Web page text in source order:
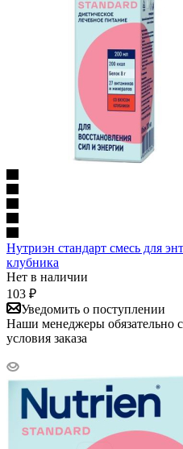
Нутриэн стандарт смесь для
клубника
Нет в наличии
103 ₽
Уведомить о поступлении
Наши менеджеры обязательно
условия заказа